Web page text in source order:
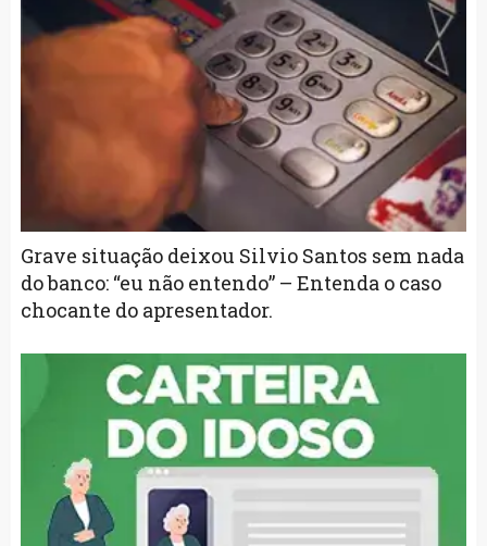
Grave situação deixou Silvio Santos sem nada
do banco: “eu não entendo” – Entenda o caso
chocante do apresentador.